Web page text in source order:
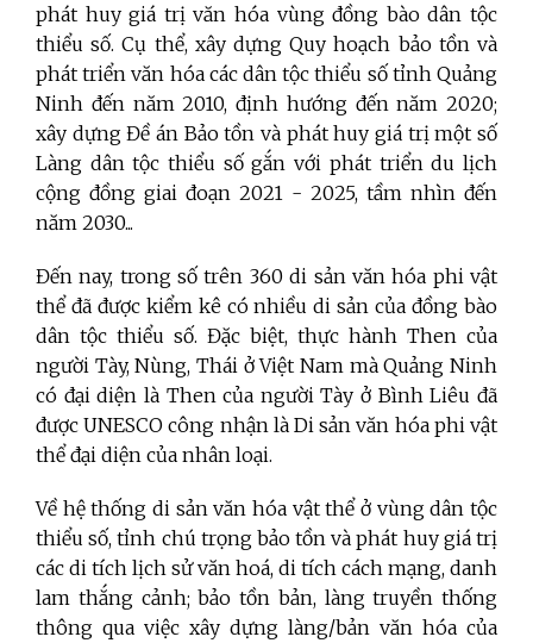
phát huy giá trị văn hóa vùng đồng bào dân tộc
thiểu số. Cụ thể, xây dựng Quy hoạch bảo tồn và
phát triển văn hóa các dân tộc thiểu số tỉnh Quảng
Ninh đến năm 2010, định hướng đến năm 2020;
xây dựng Đề án Bảo tồn và phát huy giá trị một số
Làng dân tộc thiểu số gắn với phát triển du lịch
cộng đồng giai đoạn 2021 - 2025, tầm nhìn đến
năm 2030...
Đến nay, trong số trên 360 di sản văn hóa phi vật
thể đã được kiểm kê có nhiều di sản của đồng bào
dân tộc thiểu số. Đặc biệt, thực hành Then của
người Tày, Nùng, Thái ở Việt Nam mà Quảng Ninh
có đại diện là Then của người Tày ở Bình Liêu đã
được UNESCO công nhận là Di sản văn hóa phi vật
thể đại diện của nhân loại.
Về hệ thống di sản văn hóa vật thể ở vùng dân tộc
thiểu số, tỉnh chú trọng bảo tồn và phát huy giá trị
các di tích lịch sử văn hoá, di tích cách mạng, danh
lam thắng cảnh; bảo tồn bản, làng truyền thống
thông qua việc xây dựng làng/bản văn hóa của